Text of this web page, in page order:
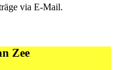
via E-Mail.
Zee